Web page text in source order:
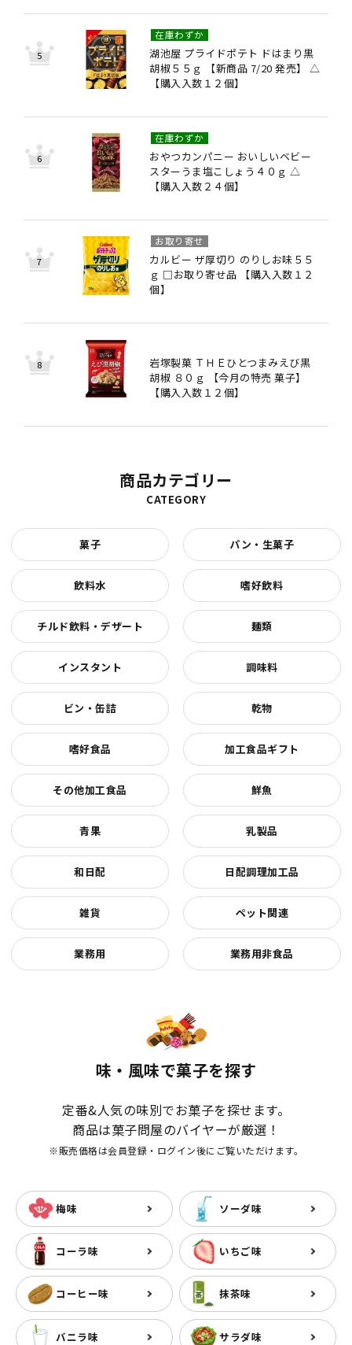
湖池屋 プライドポテト ドはまり黒
胡椒５５ｇ 【新商品 7/20 発売】 △
【購入入数１２個】
在庫わずか
おやつカンパニー おいしいベビー
スターうま塩こしょう４０ｇ △
【購入入数２４個】
在庫わずか
カルビー ザ厚切り のりしお味５５
ｇ □お取り寄せ品 【購入入数１２
個】
お取り寄せ
岩塚製菓 ＴＨＥひとつまみえび黒
胡椒 ８０ｇ 【今月の特売 菓子】
【購入入数１２個】
商品カテゴリー
CATEGORY
菓子 パン・生菓子
飲料水 嗜好飲料
チルド飲料・デザート 麺類
インスタント 調味料
ビン・缶詰 乾物
嗜好食品 加工食品ギフト
その他加工食品 鮮魚
青果 乳製品
和日配 日配調理加工品
雑貨 ペット関連
業務用 業務用非食品
味・風味で菓子を探す
定番&人気の味別でお菓子を探せます。
商品は菓子問屋のバイヤーが厳選！
※販売価格は会員登録・ログイン後にご覧いただけます。
梅味 ソーダ味
コーラ味 いちご味
コーヒー味 抹茶味
バニラ味 サラダ味